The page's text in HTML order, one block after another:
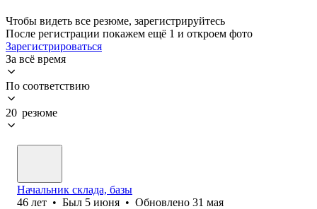
Чтобы видеть все резюме, зарегистрируйтесь
После регистрации покажем ещё 1 и откроем фото
Зарегистрироваться
За всё время
По соответствию
20 резюме
Начальник склада, базы
46 лет • Был 5 июня • Обновлено 31 мая